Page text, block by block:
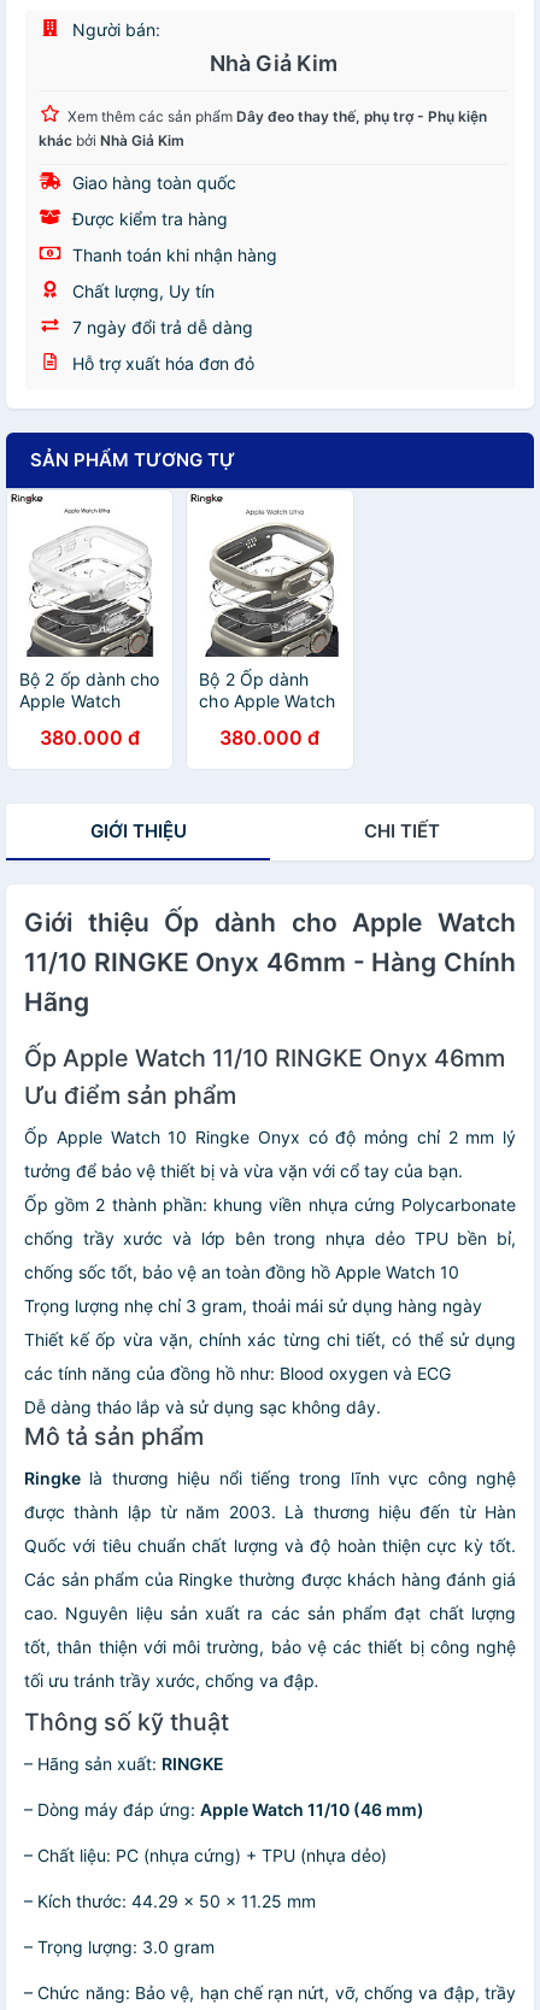
Người bán:
Nhà Giả Kim
Xem thêm các sản phẩm Dây đeo thay thế, phụ trợ - Phụ kiện
khác bởi Nhà Giả Kim
Giao hàng toàn quốc
Được kiểm tra hàng
Thanh toán khi nhận hàng
Chất lượng, Uy tín
7 ngày đổi trả dễ dàng
Hỗ trợ xuất hóa đơn đỏ
SẢN PHẨM TƯƠNG TỰ
Bộ 2 ốp dành cho
Apple Watch
watch Ultra
RINGKE Slim_
380.000 đ
Bộ 2 Ốp dành
cho Apple Watch
RINGKE Slim -
Hàng Chính Hãng
380.000 đ
GIỚI THIỆU CHI TIẾT
Giới thiệu Ốp dành cho Apple Watch
11/10 RINGKE Onyx 46mm - Hàng Chính
Hãng
Ốp Apple Watch 11/10 RINGKE Onyx 46mm
Ưu điểm sản phẩm
Ốp Apple Watch 10 Ringke Onyx có độ mỏng chỉ 2 mm lý
tưởng để bảo vệ thiết bị và vừa vặn với cổ tay của bạn.
Ốp gồm 2 thành phần: khung viền nhựa cứng Polycarbonate
chống trầy xước và lớp bên trong nhựa dẻo TPU bền bỉ,
chống sốc tốt, bảo vệ an toàn đồng hồ Apple Watch 10
Trọng lượng nhẹ chỉ 3 gram, thoải mái sử dụng hàng ngày
Thiết kế ốp vừa vặn, chính xác từng chi tiết, có thể sử dụng
các tính năng của đồng hồ như: Blood oxygen và ECG
Dễ dàng tháo lắp và sử dụng sạc không dây.
Mô tả sản phẩm
Ringke là thương hiệu nổi tiếng trong lĩnh vực công nghệ
được thành lập từ năm 2003. Là thương hiệu đến từ Hàn
Quốc với tiêu chuẩn chất lượng và độ hoàn thiện cực kỳ tốt.
Các sản phẩm của Ringke thường được khách hàng đánh giá
cao. Nguyên liệu sản xuất ra các sản phẩm đạt chất lượng
tốt, thân thiện với môi trường, bảo vệ các thiết bị công nghệ
tối ưu tránh trầy xước, chống va đập.
Thông số kỹ thuật
– Hãng sản xuất: RINGKE
– Dòng máy đáp ứng: Apple Watch 11/10 (46 mm)
– Chất liệu: PC (nhựa cứng) + TPU (nhựa dẻo)
– Kích thước: 44.29 x 50 x 11.25 mm
– Trọng lượng: 3.0 gram
– Chức năng: Bảo vệ, hạn chế rạn nứt, vỡ, chống va đập, trầy